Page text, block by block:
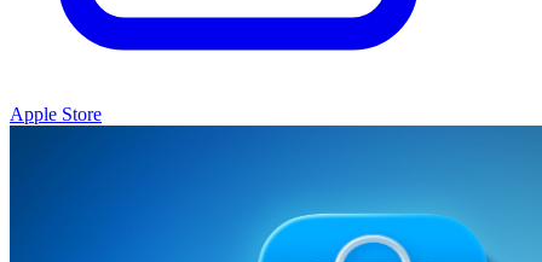
Apple Store